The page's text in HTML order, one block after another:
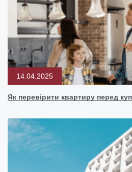
14.04.2025
Як перевірити квартиру перед